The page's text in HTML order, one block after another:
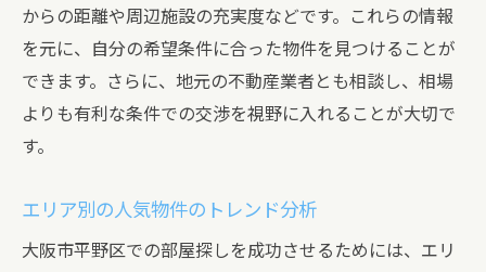
からの距離や周辺施設の充実度などです。これらの情報
を元に、自分の希望条件に合った物件を見つけることが
できます。さらに、地元の不動産業者とも相談し、相場
よりも有利な条件での交渉を視野に入れることが大切で
す。
エリア別の人気物件のトレンド分析
大阪市平野区での部屋探しを成功させるためには、エリ